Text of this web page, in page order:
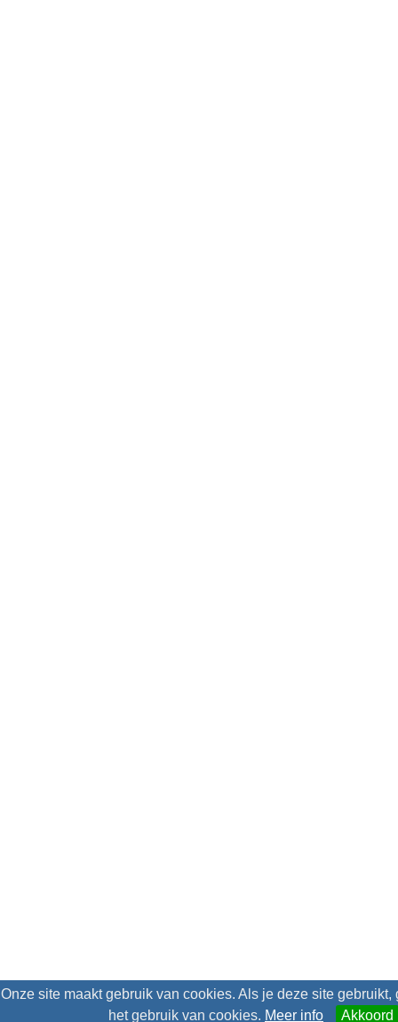
Onze site maakt gebruik van cookies. Als je deze site gebruikt,
het gebruik van cookies. Meer info Akkoord